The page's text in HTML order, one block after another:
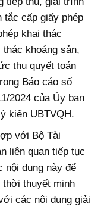
tắc cấp giấy phép
khai thác
khoáng sản,
thu quyết toán
Báo cáo số
2024 của Ủy ban
kiến UBTVQH.
với Bộ Tài
liên quan tiếp tục
nội dung này để
thời thuyết minh
các nội dung giải